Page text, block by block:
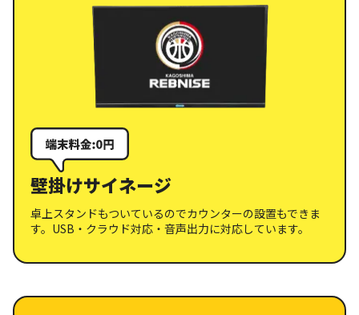
壁掛けサイネージ
卓上スタンドもついているのでカウンターの設置もできま
す。 USB・クラウド対応・音声出力に対応しています。